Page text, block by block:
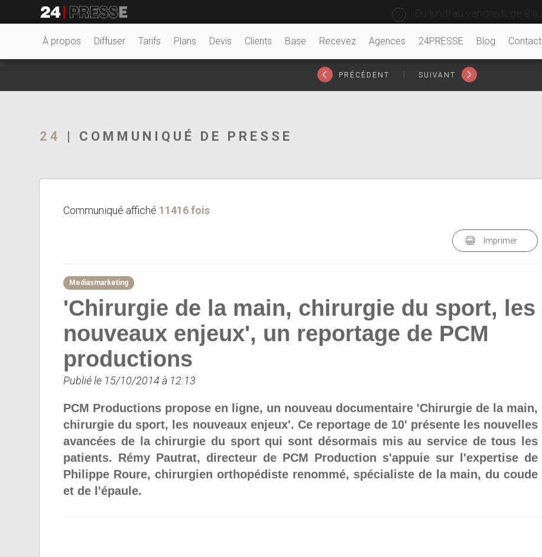
24Presse -
À propos Diffuser Tarifs Plans Devis Clients Base Recevez Agences 24PRESSE Blog Contact
PRÉCÉDENT SUIVANT
24 | COMMUNIQUÉ DE PRESSE
Communiqué affiché 11416 fois
Imprimer
Mediasmarketing
'Chirurgie de la main, chirurgie du sport, les
nouveaux enjeux', un reportage de PCM
productions
Publié le 15/10/2014 à 12:13
PCM Productions propose en ligne, un nouveau documentaire 'Chirurgie de la main,
chirurgie du sport, les nouveaux enjeux'. Ce reportage de 10' présente les nouvelles
avancées de la chirurgie du sport qui sont désormais mis au service de tous les
patients. Rémy Pautrat, directeur de PCM Production s'appuie sur l'expertise de
Philippe Roure, chirurgien orthopédiste renommé, spécialiste de la main, du coude
et de l'épaule.